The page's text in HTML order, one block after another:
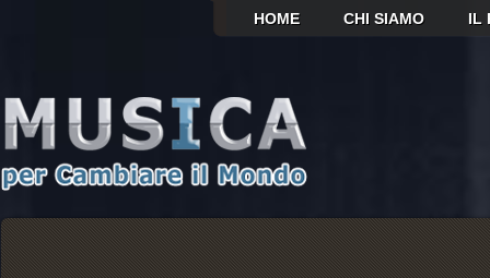
HOME CHI SIAMO IL